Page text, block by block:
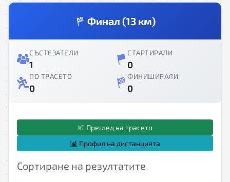
Финал (13 км)
СЪСТЕЗАТЕЛИ
1
СТАРТИРАЛИ
0
ПО ТРАСЕТО
0
ФИНИШИРАЛИ
0
Преглед на трасето
Профил на дистанцията
Сортиране на резултатите